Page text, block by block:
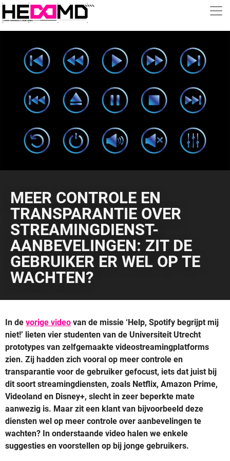
MEER CONTROLE EN
TRANSPARANTIE OVER
STREAMINGDIENST-
AANBEVELINGEN: ZIT DE
GEBRUIKER ER WEL OP TE
WACHTEN?
In de vorige video van de missie ‘Help, Spotify begrijpt mij
niet!’ lieten vier studenten van de Universiteit Utrecht
prototypes van zelfgemaakte videostreamingplatforms
zien. Zij hadden zich vooral op meer controle en
transparantie voor de gebruiker gefocust, iets dat juist bij
dit soort streamingdiensten, zoals Netflix, Amazon Prime,
Videoland en Disney+, slecht in zeer beperkte mate
aanwezig is. Maar zit een klant van bijvoorbeeld deze
diensten wel op meer controle over aanbevelingen te
wachten? In onderstaande video halen we enkele
suggesties en voorstellen op bij jonge gebruikers.